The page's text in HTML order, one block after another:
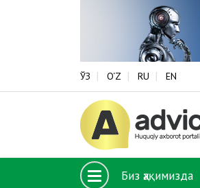
ЎЗ O‘Z RU EN
Биз ҳақимизда